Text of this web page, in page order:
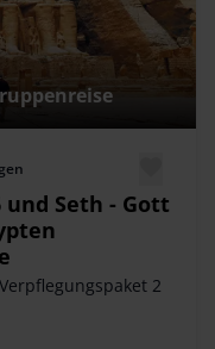
Seth - Gott
2